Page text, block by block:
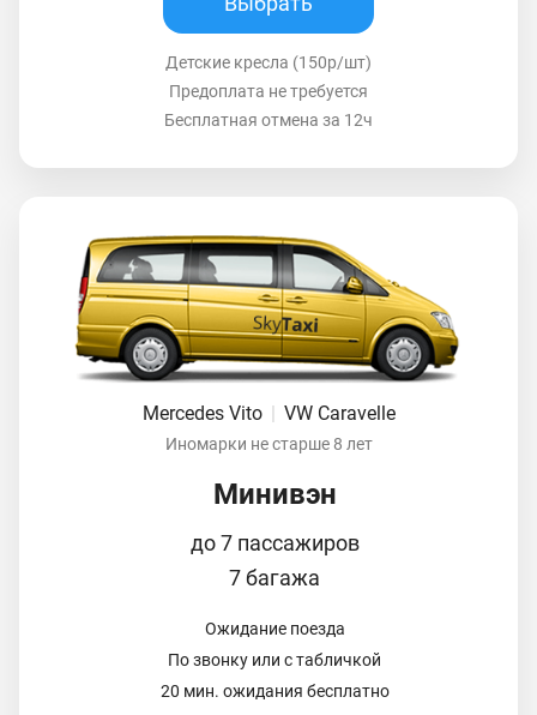
Детские кресла (150р/шт)
Предоплата не требуется
Бесплатная отмена за 12ч
Mercedes Vito VW Caravelle
Иномарки не старше 8 лет
Минивэн
до 7 пассажиров
7 багажа
Ожидание поезда
По звонку или с табличкой
20 мин. ожидания бесплатно